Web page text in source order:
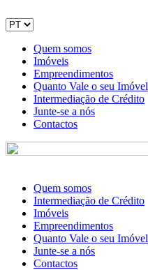
Quem somos
Imóveis
Empreendimentos
Quanto Vale o seu Imóvel
Intermediação de Crédito
Junte-se a nós
Contactos
Quem somos
Intermediação de Crédito
Imóveis
Empreendimentos
Quanto Vale o seu Imóvel
Junte-se a nós
Contactos